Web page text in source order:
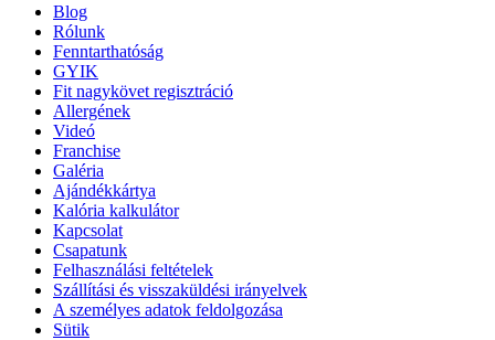
Blog
Rólunk
Fenntarthatóság
GYIK
Fit nagykövet regisztráció
Allergének
Videó
Franchise
Galéria
Ajándékkártya
Kalória kalkulátor
Kapcsolat
Csapatunk
Felhasználási feltételek
Szállítási és visszaküldési irányelvek
A személyes adatok feldolgozása
Sütik